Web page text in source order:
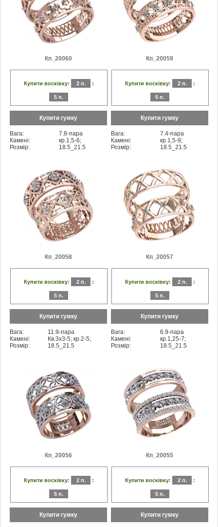
Кп_20060
Купити восківку: 2 п. :
5 п.
Купити гумку
Вага:
7.8-пара
Камені:
кр.1,5-6;
Розмір:
18.5_21.5
Кп_20059
Купити восківку: 2 п. :
5 п.
Купити гумку
Вага:
7.4-пара
Камені:
кр.1,5-9;
Розмір:
18.5_21.5
Кп_20058
Купити восківку: 2 п. :
5 п.
Купити гумку
Вага:
11.9-пара
Камені:
Кв.3x3-5; кр.2-5;
Розмір:
18.5_21.5
Кп_20057
Купити восківку: 2 п. :
5 п.
Купити гумку
Вага:
6.9-пара
Камені:
кр.1,25-7;
Розмір:
18.5_21.5
Кп_20056
Купити восківку: 2 п. :
5 п.
Купити гумку
Кп_20055
Купити восківку: 2 п. :
5 п.
Купити гумку